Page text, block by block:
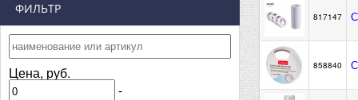
ФИЛЬТР
Цена, руб.
-
817147
858840